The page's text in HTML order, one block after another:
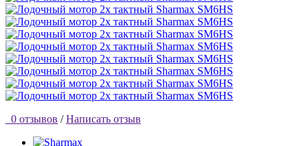
0 отзывов / Написать отзыв